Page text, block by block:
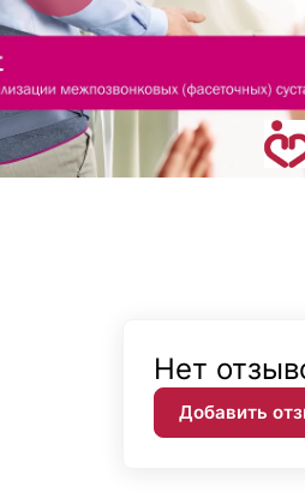
Нет
Добавить